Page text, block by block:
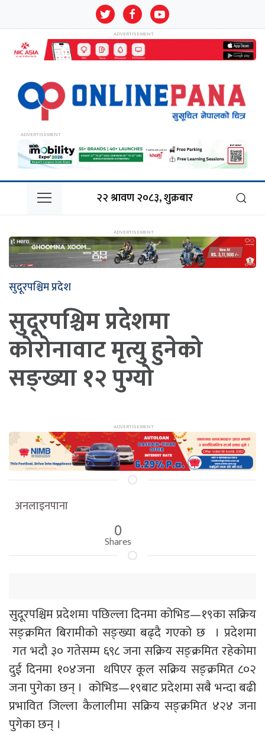
२२ श्रावण २०८३, शुक्रबार
सुदूरपश्चिम प्रदेश
सुदूरपश्चिम प्रदेशमा
कोरोनावाट मृत्यु हुनेको
सङ्ख्या १२ पुग्यो
अनलाइनपाना
0
Shares
सुदूरपश्चिम प्रदेशमा पछिल्ला दिनमा कोभिड—१९का सक्रिय
सङ्क्रमित बिरामीको सङ्ख्या बढ्दै गएको छ । प्रदेशमा
गत भदौ ३० गतेसम्म ६९८ जना सक्रिय सङ्क्रमित रहेकोमा
दुई दिनमा १०४जना थपिएर कूल सक्रिय सङ्क्रमित ८०२
जना पुगेका छन् । कोभिड—१९बाट प्रदेशमा सबै भन्दा बढी
प्रभावित जिल्ला कैलालीमा सक्रिय सङ्क्रमित ४२४ जना
पुगेका छन् ।